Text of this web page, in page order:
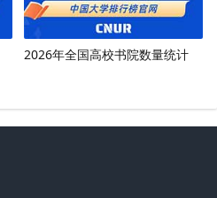
2026年全国高校书院数量统计